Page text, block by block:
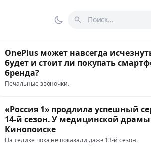
Переключить тему
Поиск
OnePlus может навсегда
будет и стоит ли покупать
бренда?
Печальные звоночки.
«Россия 1» продлила успешный
14-й сезон. У медицинской драмы
Кинопоиске
На телике пока не показали даже 13-й сезон.